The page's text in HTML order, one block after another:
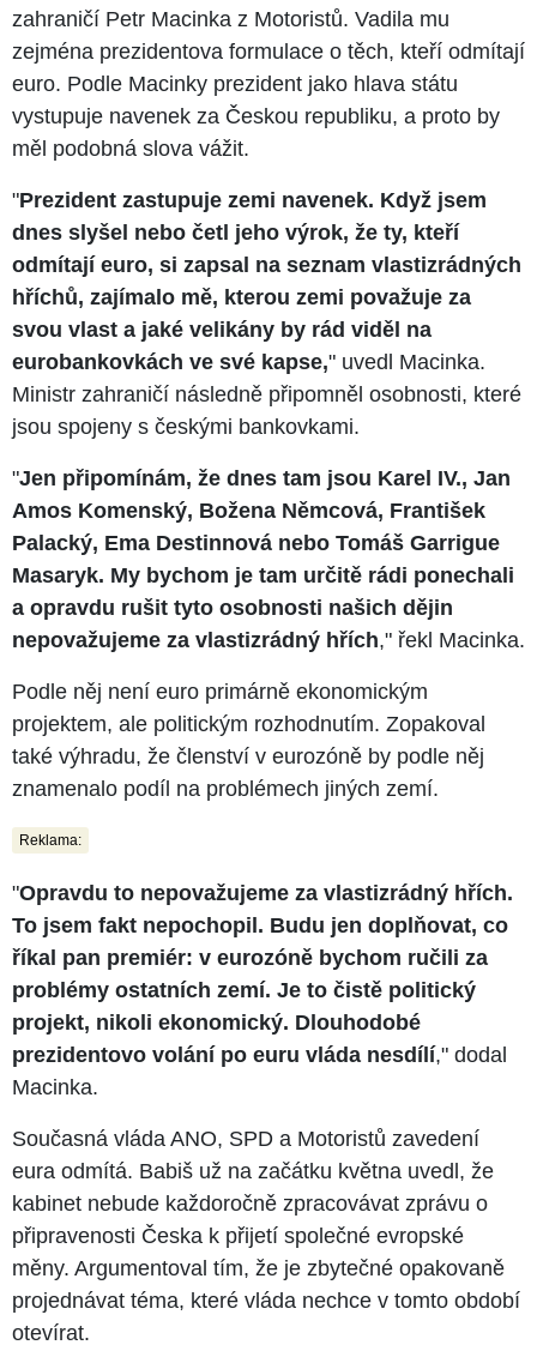
zahraničí Petr Macinka z Motoristů. Vadila mu
zejména prezidentova formulace o těch, kteří odmítají
euro. Podle Macinky prezident jako hlava státu
vystupuje navenek za Českou republiku, a proto by
měl podobná slova vážit.
"Prezident zastupuje zemi navenek. Když jsem
dnes slyšel nebo četl jeho výrok, že ty, kteří
odmítají euro, si zapsal na seznam vlastizrádných
hříchů, zajímalo mě, kterou zemi považuje za
svou vlast a jaké velikány by rád viděl na
eurobankovkách ve své kapse," uvedl Macinka.
Ministr zahraničí následně připomněl osobnosti, které
jsou spojeny s českými bankovkami.
"Jen připomínám, že dnes tam jsou Karel IV., Jan
Amos Komenský, Božena Němcová, František
Palacký, Ema Destinnová nebo Tomáš Garrigue
Masaryk. My bychom je tam určitě rádi ponechali
a opravdu rušit tyto osobnosti našich dějin
nepovažujeme za vlastizrádný hřích," řekl Macinka.
Podle něj není euro primárně ekonomickým
projektem, ale politickým rozhodnutím. Zopakoval
také výhradu, že členství v eurozóně by podle něj
znamenalo podíl na problémech jiných zemí.
Reklama:
"Opravdu to nepovažujeme za vlastizrádný hřích.
To jsem fakt nepochopil. Budu jen doplňovat, co
říkal pan premiér: v eurozóně bychom ručili za
problémy ostatních zemí. Je to čistě politický
projekt, nikoli ekonomický. Dlouhodobé
prezidentovo volání po euru vláda nesdílí," dodal
Macinka.
Současná vláda ANO, SPD a Motoristů zavedení
eura odmítá. Babiš už na začátku května uvedl, že
kabinet nebude každoročně zpracovávat zprávu o
připravenosti Česka k přijetí společné evropské
měny. Argumentoval tím, že je zbytečné opakovaně
projednávat téma, které vláda nechce v tomto období
otevírat.